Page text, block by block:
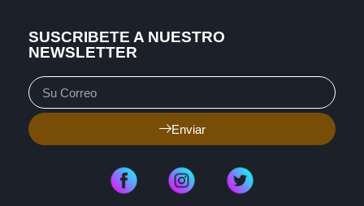
SUSCRIBETE A NUESTRO
NEWSLETTER
Enviar